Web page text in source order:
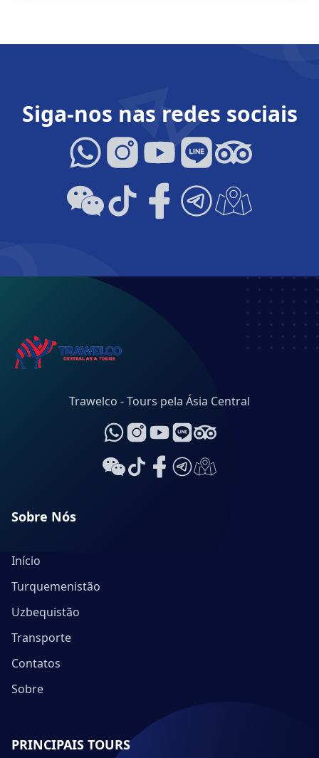
Siga-nos nas redes sociais
Trawelco - Tours pela Ásia Central
Sobre Nós
Início
Turquemenistão
Uzbequistão
Transporte
Contatos
Sobre
PRINCIPAIS TOURS